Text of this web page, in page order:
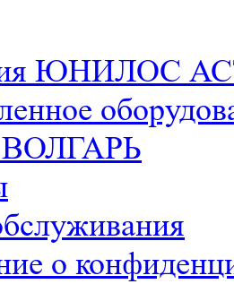
ЮНИЛОС
ВОЛГАРЬ
о
ОНЛАЙН!